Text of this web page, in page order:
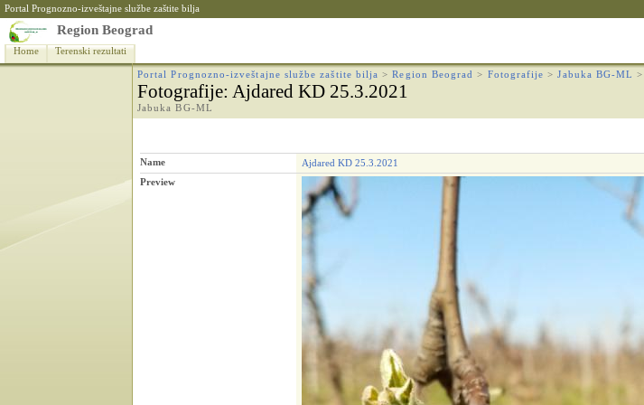
Portal Prognozno-izveštajne službe zaštite bilja
Region Beograd
Home Terenski rezultati
Portal Prognozno-izveštajne službe zaštite bilja >Region Beograd > Fotografije >Jabuka BG-ML >
Fotografije: Ajdared KD 25.3.2021
Jabuka BG-ML
Name
Ajdared KD 25.3.2021
Preview